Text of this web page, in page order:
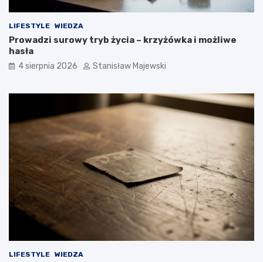
LIFESTYLE WIEDZA
Prowadzi surowy tryb życia – krzyżówka i możliwe
hasła
4 sierpnia 2026 Stanisław Majewski
LIFESTYLE WIEDZA